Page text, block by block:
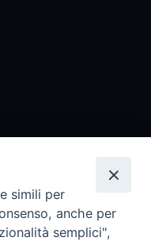
simili per
anche per
semplici",